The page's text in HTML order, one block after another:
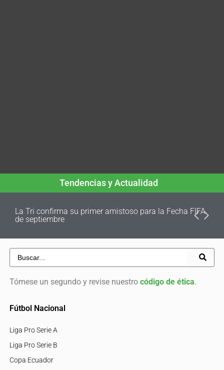
Tendencias y Actualidad
La Tri confirma su primer amistoso para la Fecha FIFA
de septiembre
Tómese un segundo y revise nuestro código de ética.
Fútbol Nacional
Liga Pro Serie A
Liga Pro Serie B
Copa Ecuador